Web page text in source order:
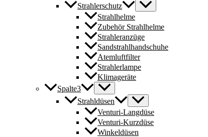
Strahlerschutz
Strahlhelme
Zubehör Strahlhelme
Strahleranzüge
Sandstrahlhandschuhe
Atemluftfilter
Strahlerlampe
Klimageräte
Spalte3
Strahldüsen
Venturi-Langdüse
Venturi-Kurzdüse
Winkeldüsen